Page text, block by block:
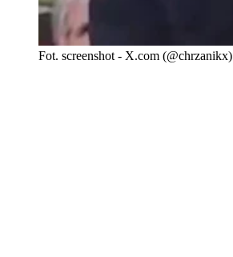
Fot. screenshot - X.com (@chrzanikx)